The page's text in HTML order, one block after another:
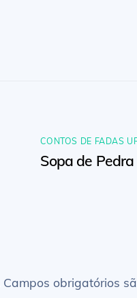
CONTOS DE FADAS
Sopa de Pedra
Campos obrigatórios